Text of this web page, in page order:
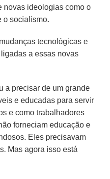
novas ideologias como o
o socialismo.
tecnológicas e
a essas novas
a precisar de um grande
e educadas para servir
e como trabalhadores
forneciam educação e
Eles precisavam
Mas agora isso está